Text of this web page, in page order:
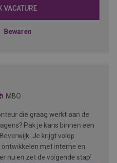
VACATURE
Bewaren
MBO
die graag werkt aan de
Pak je kans binnen een
Je krijgt volop
met interne en
nu en zet de volgende stap!